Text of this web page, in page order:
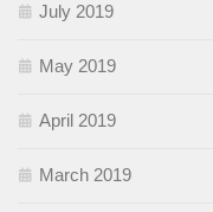
July 2019
May 2019
April 2019
March 2019